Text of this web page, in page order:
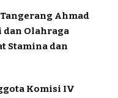
Tangerang Ahmad
dan Olahraga
Stamina dan
Komisi IV